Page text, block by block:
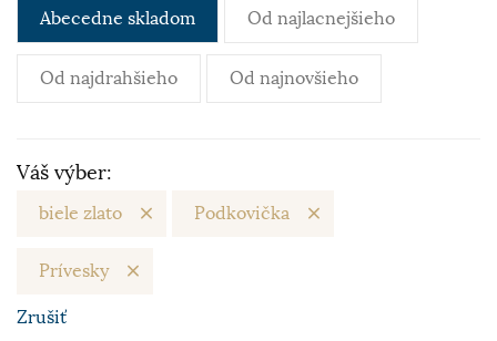
Abecedne skladom Od najlacnejšieho
Od najdrahšieho Od najnovšieho
Váš výber:
biele zlato Podkovička
Prívesky
Zrušiť